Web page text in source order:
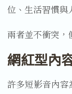
位、生活習慣與
兩者並不衝突，
網紅型內
許多短影音內